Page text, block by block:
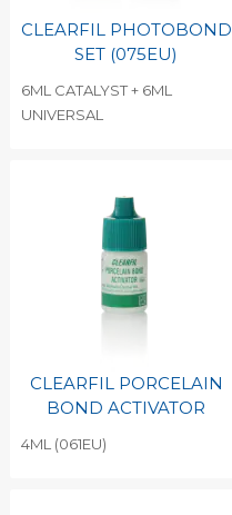
CLEARFIL PHOTOBOND
SET (075EU)
6ML CATALYST + 6ML
UNIVERSAL
CLEARFIL PORCELAIN
BOND ACTIVATOR
4ML (061EU)